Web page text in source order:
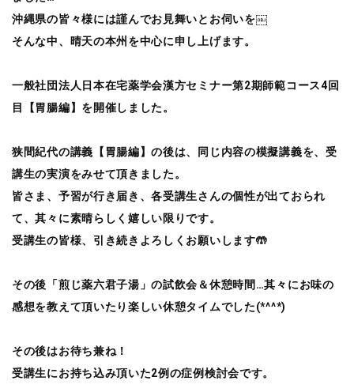
沖縄県の皆々様には謹んでお見舞いとお伺いを￼
そんな中、晴天の本州を中心に申し上げます。
一般社団法人日本在宅薬学会漢方セミナー第2期師範コース4回
目【胃腸編】を開催しました。
狭間紀代の講義【胃腸編】の後は、同じ内容の模擬講義を、受
講生の実演をみせて頂きました。
皆さま、予習が行き届き、各受講生さんの個性が出ておられ
て、其々に素晴らしく嬉しい限りです。
受講生の皆様、引き続きよろしくお願いします🤲
その後「煎じ薬六君子湯」の試飲会＆休憩時間…其々にお味の
感想を教えて頂いたり楽しい休憩タイムでした(*^^*)
その後はお待ち兼ね！
受講生にお持ち込み頂いた2例の症例検討会です。